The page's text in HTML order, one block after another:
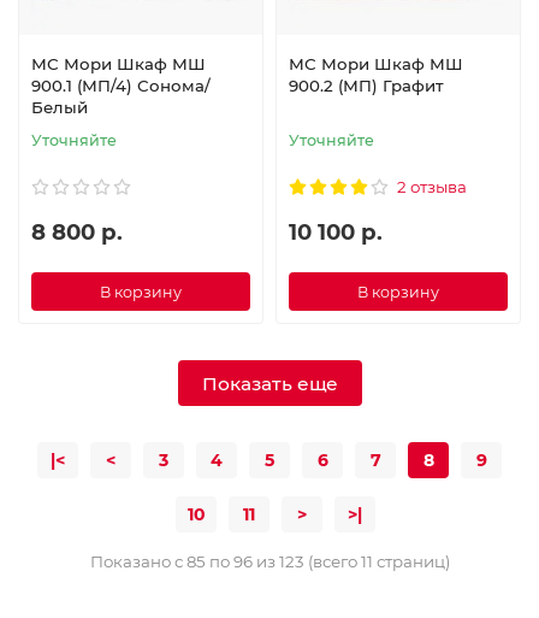
МС Мори Шкаф МШ
900.1 (МП/4) Сонома/
Белый
Уточняйте
8 800 р.
В корзину
МС Мори Шкаф МШ
900.2 (МП) Графит
Уточняйте
2 отзыва
10 100 р.
В корзину
Показать еще
|< < 3 4 5 6 7 8 9
10 11 > >|
Показано с 85 по 96 из 123 (всего 11 страниц)